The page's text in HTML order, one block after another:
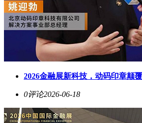
2026金融展新科技，动码印章颠
0评论2026-06-18